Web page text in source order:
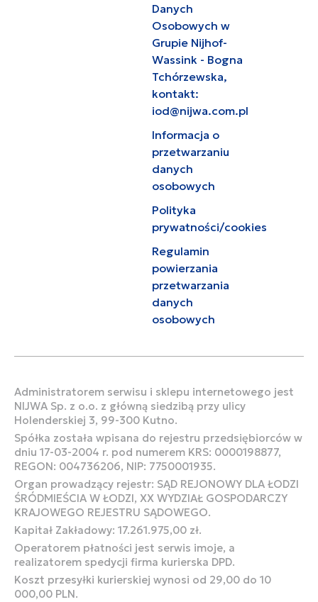
Danych
Osobowych w
Grupie Nijhof-
Wassink - Bogna
Tchórzewska,
kontakt:
iod@nijwa.com.pl
Informacja o
przetwarzaniu
danych
osobowych
Polityka
prywatności/cookies
Regulamin
powierzania
przetwarzania
danych
osobowych
Administratorem serwisu i sklepu internetowego jest
NIJWA Sp. z o.o. z główną siedzibą przy ulicy
Holenderskiej 3, 99-300 Kutno.
Spółka została wpisana do rejestru przedsiębiorców w
dniu 17-03-2004 r. pod numerem KRS: 0000198877,
REGON: 004736206, NIP: 7750001935.
Organ prowadzący rejestr: SĄD REJONOWY DLA ŁODZI
ŚRÓDMIEŚCIA W ŁODZI, XX WYDZIAŁ GOSPODARCZY
KRAJOWEGO REJESTRU SĄDOWEGO.
Kapitał Zakładowy: 17.261.975,00 zł.
Operatorem płatności jest serwis imoje, a
realizatorem spedycji firma kurierska DPD.
Koszt przesyłki kurierskiej wynosi od 29,00 do 10
000,00 PLN.